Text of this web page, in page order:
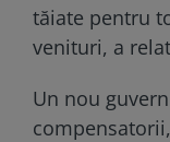
tăiate pentru
venituri, a
Un nou